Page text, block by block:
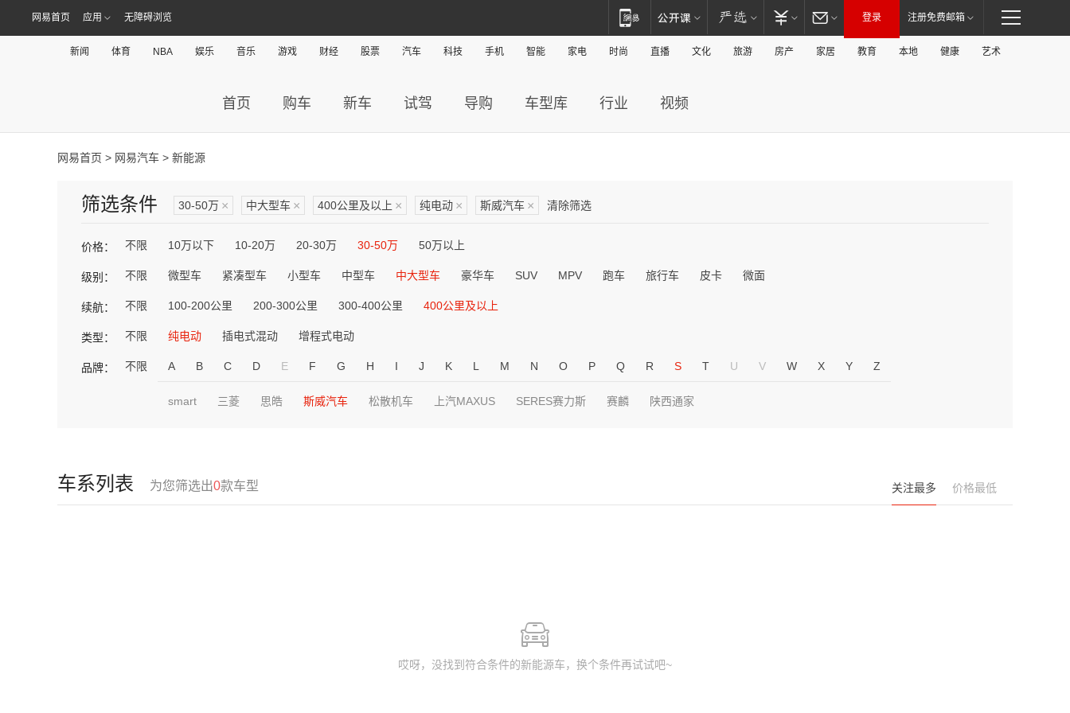
网易首页 应用 无障碍浏览 登录 注册免费邮箱
新闻 体育 NBA 娱乐 音乐 游戏 财经 股票 汽车 科技 手机 智能 家电 时尚 直播 文化 旅游 房产 家居 教育 本地 健康 艺术
首页 购车 新车 试驾 导购 车型库 行业 视频
网易首页 > 网易汽车 > 新能源
筛选条件 30-50万 × 中大型车 × 400公里及以上 × 纯电动 × 斯威汽车 × 清除筛选
价格： 不限 10万以下 10-20万 20-30万 30-50万 50万以上
级别： 不限 微型车 紧凑型车 小型车 中型车 中大型车 豪华车 SUV MPV 跑车 旅行车 皮卡 微面
续航： 不限 100-200公里 200-300公里 300-400公里 400公里及以上
类型： 不限 纯电动 插电式混动 增程式电动
品牌： 不限 A B C D E F G H I J K L M N O P Q R S T U V W X Y Z
smart 三菱 思皓 斯威汽车 松散机车 上汽MAXUS SERES赛力斯 赛麟 陕西通家
车系列表 为您筛选出0款车型 关注最多 价格最低
哎呀，没找到符合条件的新能源车，换个条件再试试吧~